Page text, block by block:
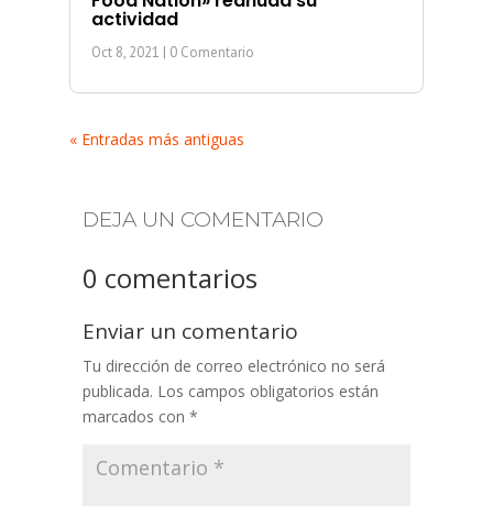
actividad
Oct 8, 2021 | 0 Comentario
« Entradas más antiguas
DEJA UN COMENTARIO
0 comentarios
Enviar un comentario
Tu dirección de correo electrónico no será
publicada. Los campos obligatorios están
marcados con *